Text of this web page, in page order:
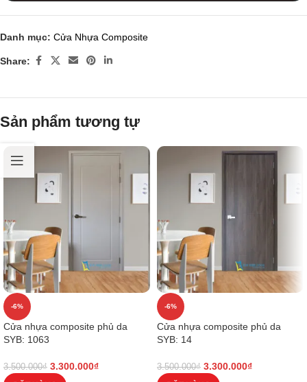
Danh mục: Cửa Nhựa Composite
Share:
Sản phẩm tương tự
-6%
Cửa nhựa composite phủ da
SYB: 1063
3.500.000₫ 3.300.000₫
-6%
Cửa nhựa composite phủ da
SYB: 14
3.500.000₫ 3.300.000₫